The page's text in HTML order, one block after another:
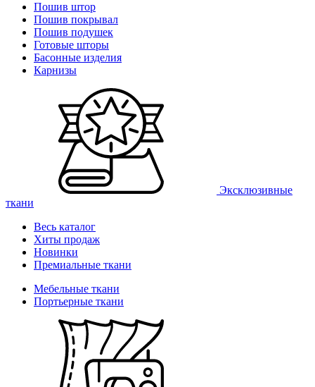
Пошив штор
Пошив покрывал
Пошив подушек
Готовые шторы
Басонные изделия
Карнизы
Эксклюзивные
ткани
Весь каталог
Хиты продаж
Новинки
Премиальные ткани
Мебельные ткани
Портьерные ткани